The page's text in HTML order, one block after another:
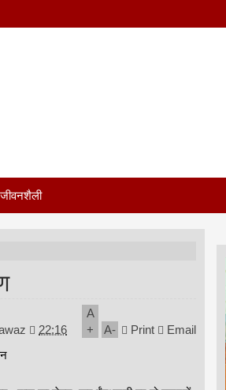
जीवनशैली
22:16
A
+
A- Print
Email